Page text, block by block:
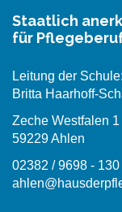
Staatlich
für
Leitung der Schule:
Britta Haarhoff-
Zeche Westfalen 1
59229 Ahlen
02382 / 9698 - 130